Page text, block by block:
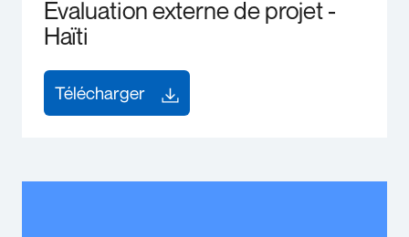
Évaluation externe de projet -
Haïti
Télécharger